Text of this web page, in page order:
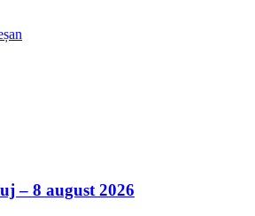
– 8 august 2026